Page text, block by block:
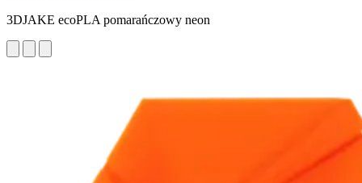
3DJAKE ecoPLA pomarańczowy neon